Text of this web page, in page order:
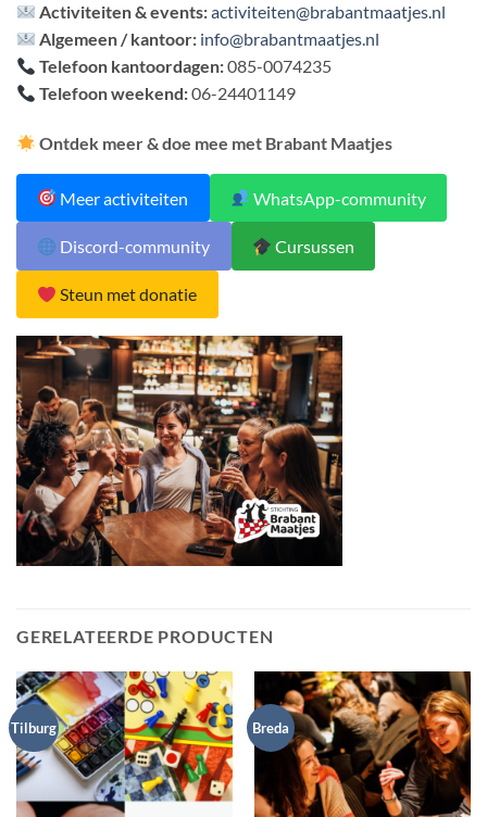
Activiteiten & events:activiteiten@brabantmaatjes.nl
Algemeen / kantoor: info@brabantmaatjes.nl
Telefoon kantoordagen:085-0074235
Telefoon weekend:06-24401149
Ontdek meer & doe mee met Brabant Maatjes
Meer activiteiten WhatsApp-community
Discord-community Cursussen
Steun met donatie
GERELATEERDE PRODUCTEN
Tilburg Breda